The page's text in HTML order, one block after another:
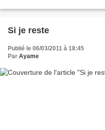
Si je reste
Publié le 06/03/2011 à 18:45
Par Ayame